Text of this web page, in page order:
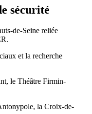
sécurité
de-Seine reliée
et la recherche
le Théâtre Firmin-
la Croix-de-